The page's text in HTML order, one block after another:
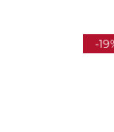
-